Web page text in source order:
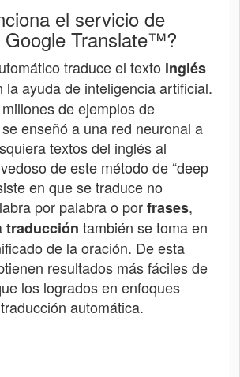
el servicio de
Google Translate™?
traduce el texto inglés
la ayuda de inteligencia artificial.
de ejemplos de
enseñó a una red neuronal a
textos del inglés al
de este método de “deep
en que se traduce no
por palabra o porfrases,
traducción también se toma en
de la oración. De esta
resultados más fáciles de
los logrados en enfoques
automática.